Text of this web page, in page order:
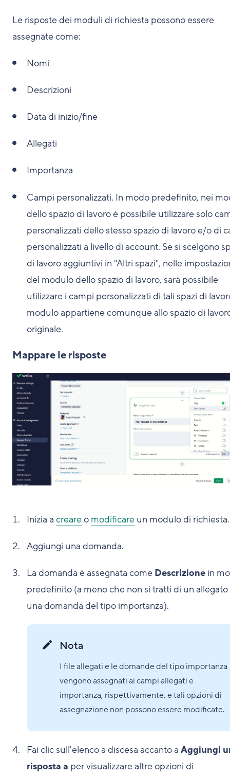
Le risposte dei moduli di richiesta possono essere
assegnate come:
Nomi
Descrizioni
Data di inizio/fine
Allegati
Importanza
Campi personalizzati. In modo predefinito, nei
dello spazio di lavoro è possibile utilizzare solo
personalizzati dello stesso spazio di lavoro e/o di
personalizzati a livello di account. Se si scelgono
di lavoro aggiuntivi in "Altri spazi", nelle
del modulo dello spazio di lavoro, sarà possibile
utilizzare i campi personalizzati di tali spazi di
modulo appartiene comunque allo spazio di
originale.
Mappare le risposte
Inizia a creareo modificare un modulo di richiesta.
Aggiungi una domanda.
La domanda è assegnata come Descrizione in
predefinito (a meno che non si tratti di un allegato
una domanda del tipo importanza).
Nota
I file allegati e le domande del tipo importanza
vengono assegnati ai campi allegati e
importanza, rispettivamente, e tali opzioni di
assegnazione non possono essere modificate.
Fai clic sull'elenco a discesa accanto a Aggiungi
risposta a per visualizzare altre opzioni di